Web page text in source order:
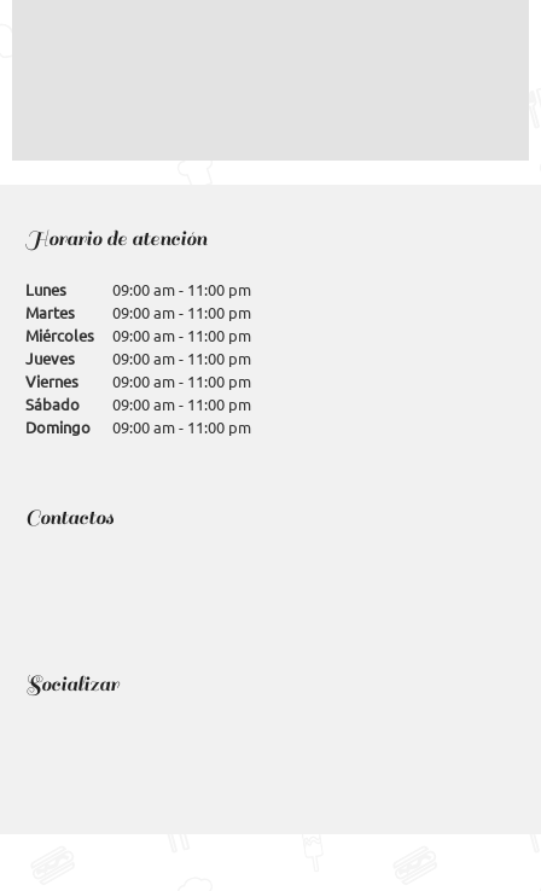
Horario de atención
Lunes 09:00 am - 11:00 pm
Martes
09:00 am - 11:00 pm
Miércoles
09:00 am - 11:00 pm
Jueves
09:00 am - 11:00 pm
Viernes
09:00 am - 11:00 pm
Sábado
09:00 am - 11:00 pm
Domingo
09:00 am - 11:00 pm
Contactos
Socializar